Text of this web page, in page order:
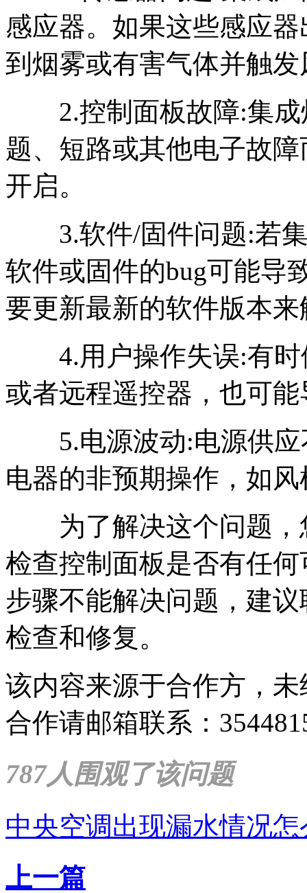
感应器。如果这些感应
到烟雾或有害气体并触
2.控制面板故障:集成
题、短路或其他电子故
开启。
3.软件/固件问题:若集
软件或固件的bug可能导
要更新最新的软件版本
4.用户操作失误:有时
或者远程遥控器，也可
5.电源波动:电源供应
电器的非预期操作，如
为了解决这个问题，
检查控制面板是否有任
步骤不能解决问题，建
检查和修复。
该内容来源于合作方，
合作请邮箱联系：
787人围观了该问题
中央空调出现漏水情况
上一篇